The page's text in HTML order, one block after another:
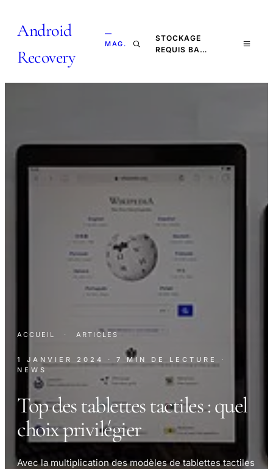
Android
Recovery
—
MAG.
STOCKAGE
REQUIS BA…
ACCUEIL · ARTICLES
1 JANVIER 2024 · 7 MIN DE LECTURE
·
NEWS
Top des tablettes tactiles : quel
choix privilégier
Avec la multiplication des modèles de tablettes tactiles